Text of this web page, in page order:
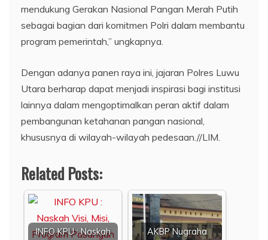
mendukung Gerakan Nasional Pangan Merah Putih
sebagai bagian dari komitmen Polri dalam membantu
program pemerintah,” ungkapnya.
Dengan adanya panen raya ini, jajaran Polres Luwu
Utara berharap dapat menjadi inspirasi bagi institusi
lainnya dalam mengoptimalkan peran aktif dalam
pembangunan ketahanan pangan nasional,
khususnya di wilayah-wilayah pedesaan.//LIM.
Related Posts:
INFO KPU : Naskah
AKBP Nugraha